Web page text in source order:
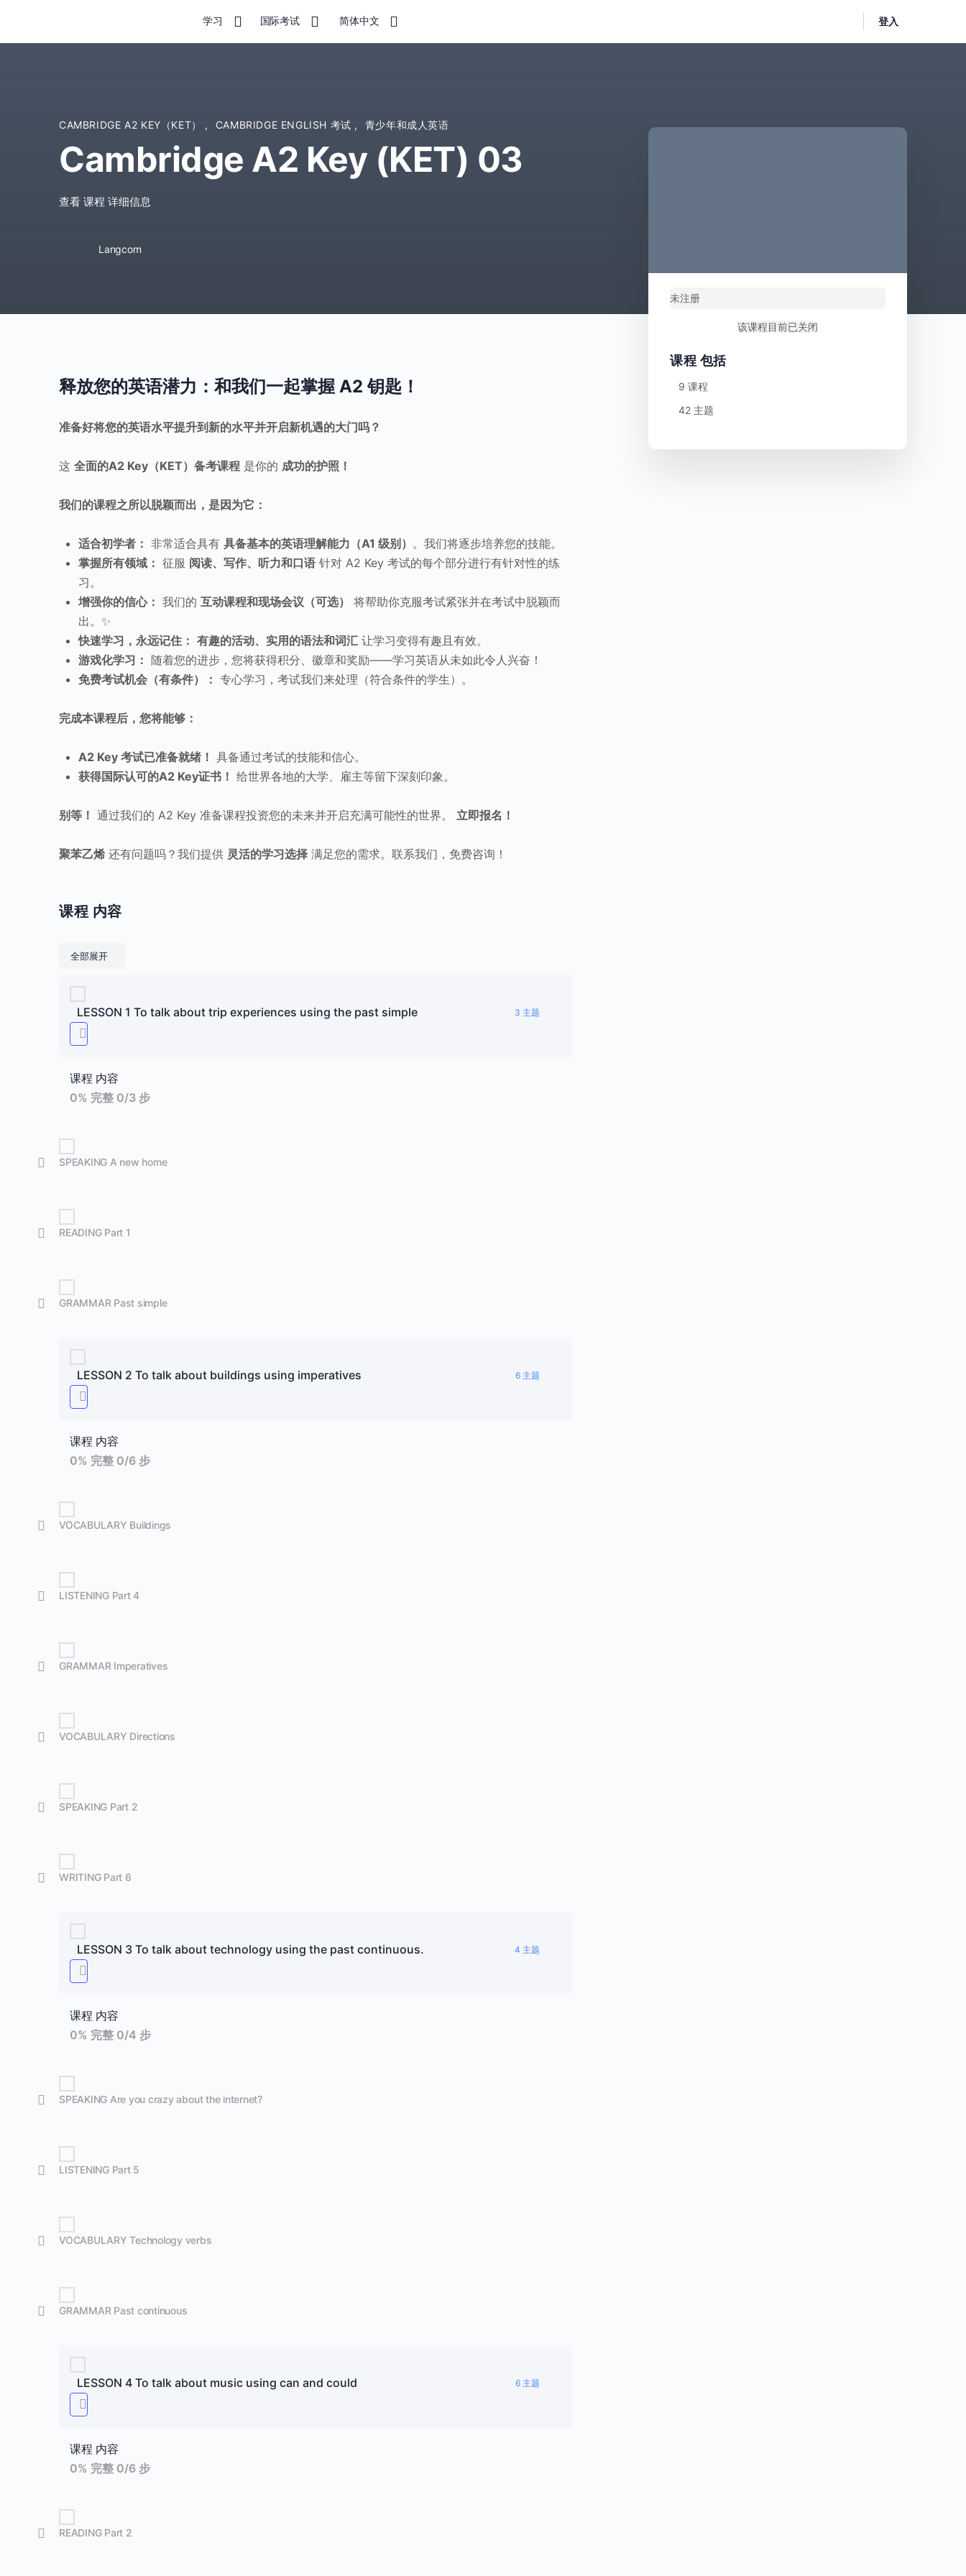
学习 国际考试 简体中文 登入
CAMBRIDGE A2 KEY（KET） , CAMBRIDGE ENGLISH 考试 , 青少年和成人英语
Cambridge A2 Key (KET) 03
查看 课程 详细信息
Langcom
释放您的英语潜力：和我们一起掌握 A2 钥匙！
准备好将您的英语水平提升到新的水平并开启新机遇的大门吗？
这 全面的A2 Key（KET）备考课程 是你的 成功的护照！
我们的课程之所以脱颖而出，是因为它：
适合初学者： 非常适合具有 具备基本的英语理解能力（A1 级别） 。我们将逐步培养您的技能。
掌握所有领域： 征服 阅读、写作、听力和口语 针对 A2 Key 考试的每个部分进行有针对性的练
习。
增强你的信心： 我们的 互动课程和现场会议（可选）
将帮助你克服考试紧张并在考试中脱颖而
出。✨
快速学习，永远记住： 有趣的活动、实用的语法和词汇 让学习变得有趣且有效。
游戏化学习： 随着您的进步，您将获得积分、徽章和奖励——学习英语从未如此令人兴奋！
免费考试机会（有条件）： 专心学习，考试我们来处理（符合条件的学生）。
完成本课程后，您将能够：
A2 Key 考试已准备就绪！ 具备通过考试的技能和信心。
获得国际认可的A2 Key证书！ 给世界各地的大学、雇主等留下深刻印象。
别等！ 通过我们的 A2 Key 准备课程投资您的未来并开启充满可能性的世界。 立即报名！
聚苯乙烯 还有问题吗？我们提供 灵活的学习选择 满足您的需求。联系我们，免费咨询！
课程 内容
全部展开
LESSON 1 To talk about trip experiences using the past simple 3 主题
课程 内容
0% 完整 0/3 步
SPEAKING A new home
READING Part 1
GRAMMAR Past simple
LESSON 2 To talk about buildings using imperatives 6 主题
课程 内容
0% 完整 0/6 步
VOCABULARY Buildings
LISTENING Part 4
GRAMMAR Imperatives
VOCABULARY Directions
SPEAKING Part 2
WRITING Part 6
LESSON 3 To talk about technology using the past continuous. 4 主题
课程 内容
0% 完整 0/4 步
SPEAKING Are you crazy about the internet?
LISTENING Part 5
VOCABULARY Technology verbs
GRAMMAR Past continuous
LESSON 4 To talk about music using can and could 6 主题
课程 内容
0% 完整 0/6 步
READING Part 2
未注册
该课程目前已关闭
课程 包括
9 课程
42 主题